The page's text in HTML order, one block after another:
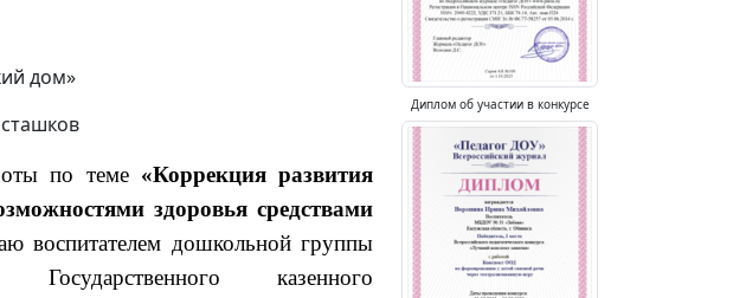
дом»
по теме «Коррекция развития
здоровья средствами
воспитателем дошкольной группы
Государственного казенного
Диплом об участии в конкурсе